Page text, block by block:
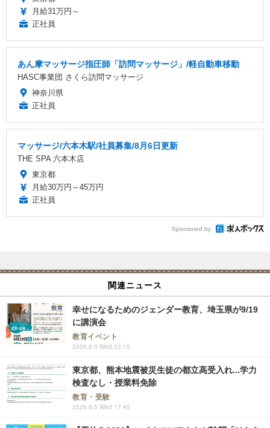
月給31万円～
正社員
あん摩マッサージ指圧師「訪問マッサージ」/軽自動車移動
HASC事業団 さくら訪問マッサージ
神奈川県
正社員
マッサージ/六本木駅/社員募集/8月6日更新
THE SPA 六本木店
東京都
月給30万円～45万円
正社員
Sponsored by
関連ニュース
幸せになるためのジェンダー教育、埼玉県が9/19
に講演会
教育イベント
2026.8.5 Wed 23:15
東京都、熊本地震被災生徒の都立高受入れ...学力
検査なし・授業料免除
教育・受験
2026.8.5 Wed 17:45